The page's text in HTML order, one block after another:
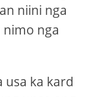
niini nga
nga
usa ka kard